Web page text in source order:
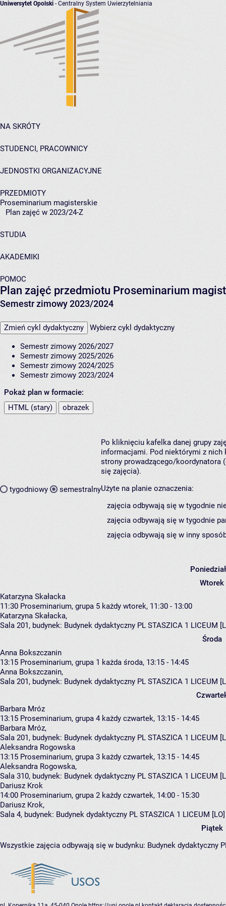
Uniwersytet Opolski - Centralny System Uwierzytelniania
NA SKRÓTY
STUDENCI, PRACOWNICY
JEDNOSTKI ORGANIZACYJNE
PRZEDMIOTY
Proseminarium magisterskie
Plan zajęć w 2023/24-Z
STUDIA
AKADEMIKI
POMOC
Plan zajęć przedmiotu Proseminarium
Semestr zimowy 2023/2024
Zmień cykl dydaktyczny Wybierz cykl dydaktyczny
Semestr zimowy 2026/2027
Semestr zimowy 2025/2026
Semestr zimowy 2024/2025
Semestr zimowy 2023/2024
Pokaż plan w formacie:
HTML (stary)
obrazek
tygodniowy semestralny
Po kliknięciu kafelka danej grupy
informacjami. Pod niektórymi z nich
strony prowadzącego/koordynatora
się zajęcia).
Użyte na planie oznaczenia:
zajęcia odbywają się w tygodnie
zajęcia odbywają się w tygodnie
zajęcia odbywają się w inny
Wtorek
Katarzyna Skałacka
11:30 Proseminarium, grupa 5 każdy wtorek, 11:30 - 13:00
Katarzyna Skałacka,
Sala 201, budynek: Budynek dydaktyczny PL STASZICA 1 LICEUM
Środa
Anna Bokszczanin
13:15 Proseminarium, grupa 1 każda środa, 13:15 - 14:45
Anna Bokszczanin,
Sala 201, budynek: Budynek dydaktyczny PL STASZICA 1 LICEUM
Barbara Mróz
13:15 Proseminarium, grupa 4 każdy czwartek, 13:15 - 14:45
Barbara Mróz,
Sala 201, budynek: Budynek dydaktyczny PL STASZICA 1 LICEUM
Aleksandra Rogowska
13:15 Proseminarium, grupa 3 każdy czwartek, 13:15 - 14:45
Aleksandra Rogowska,
Sala 310, budynek: Budynek dydaktyczny PL STASZICA 1 LICEUM
Dariusz Krok
14:00 Proseminarium, grupa 2 każdy czwartek, 14:00 - 15:30
Dariusz Krok,
Sala 4, budynek: Budynek dydaktyczny PL STASZICA 1 LICEUM [LO]
Piątek
Wszystkie zajęcia odbywają się w budynku: Budynek dydaktyczny